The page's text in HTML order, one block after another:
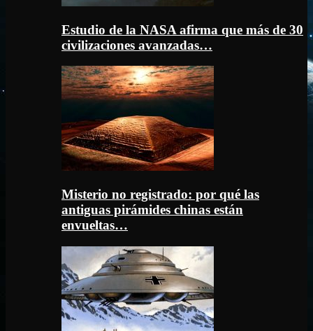
Estudio de la NASA afirma que más de 30
civilizaciones avanzadas…
Misterio no registrado: por qué las
antiguas pirámides chinas están
envueltas…